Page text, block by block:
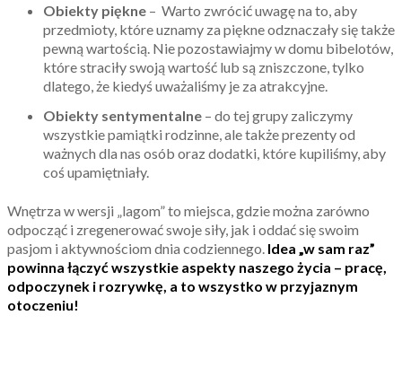
Obiekty piękne – Warto zwrócić uwagę na to, aby
przedmioty, które uznamy za piękne odznaczały się także
pewną wartością. Nie pozostawiajmy w domu bibelotów,
które straciły swoją wartość lub są zniszczone, tylko
dlatego, że kiedyś uważaliśmy je za atrakcyjne.
Obiekty sentymentalne – do tej grupy zaliczymy
wszystkie pamiątki rodzinne, ale także prezenty od
ważnych dla nas osób oraz dodatki, które kupiliśmy, aby
coś upamiętniały.
Wnętrza w wersji „lagom” to miejsca, gdzie można zarówno
odpocząć i zregenerować swoje siły, jak i oddać się swoim
pasjom i aktywnościom dnia codziennego. Idea „w sam raz”
powinna łączyć wszystkie aspekty naszego życia – pracę,
odpoczynek i rozrywkę, a to wszystko w przyjaznym
otoczeniu!